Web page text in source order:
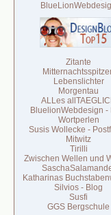
Zitante
Lebenslichter
Morgentau
ALLes
BluelionWebdesign -
Wortperlen
Susis Wollecke -
Mitwitz
Tirilli
Zwischen Wellen und
Katharinas
Silvios - Blog
Susfi
GGS Bergschule